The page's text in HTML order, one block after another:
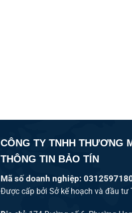
CÔNG TY TNHH THƯƠNG
THÔNG TIN BẢO TÍN
Mã số doanh nghiệp:
Được cấp bởi Sở kế hoạch và đầu tư